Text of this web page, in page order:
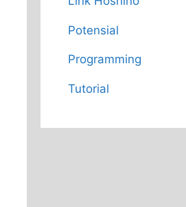
Potensial
Programming
Tutorial